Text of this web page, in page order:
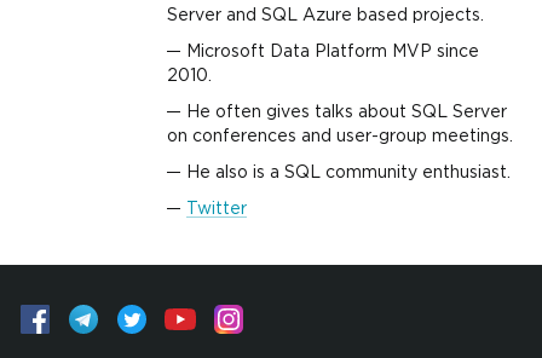
Server and SQL Azure based projects.
Microsoft Data Platform MVP since
2010.
He often gives talks about SQL Server
on conferences and user-group meetings.
He also is a SQL community enthusiast.
Twitter